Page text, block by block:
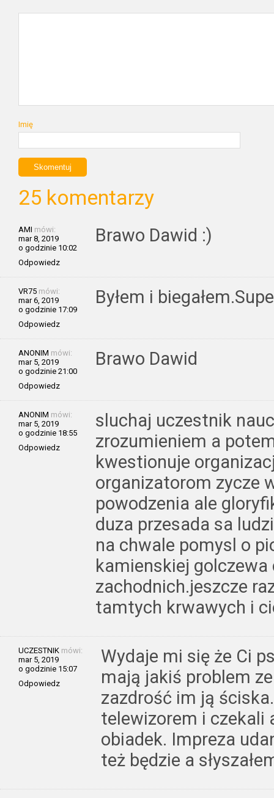
Imię
25 komentarzy
AMI mówi:
mar 8, 2019
o godzinie 10:02
Odpowiedz
Brawo Dawid :)
VR75 mówi:
mar 6, 2019
o godzinie 17:09
Odpowiedz
Byłem i
ANONIM mówi:
mar 5, 2019
o godzinie 21:00
Odpowiedz
Brawo Dawid
ANONIM mówi:
mar 5, 2019
o godzinie 18:55
Odpowiedz
sluchaj uczestnik
zrozumieniem a
kwestionuje
organizatorom zycze
powodzenia ale
duza przesada sa
na chwale pomysl o
kamienskiej
zachodnich.jeszcze
tamtych krwawych i
UCZESTNIK mówi:
mar 5, 2019
o godzinie 15:07
Odpowiedz
Wydaje mi się że Ci
mają jakiś problem
zazdrość im ją
telewizorem i czekali
obiadek. Impreza
też będzie a